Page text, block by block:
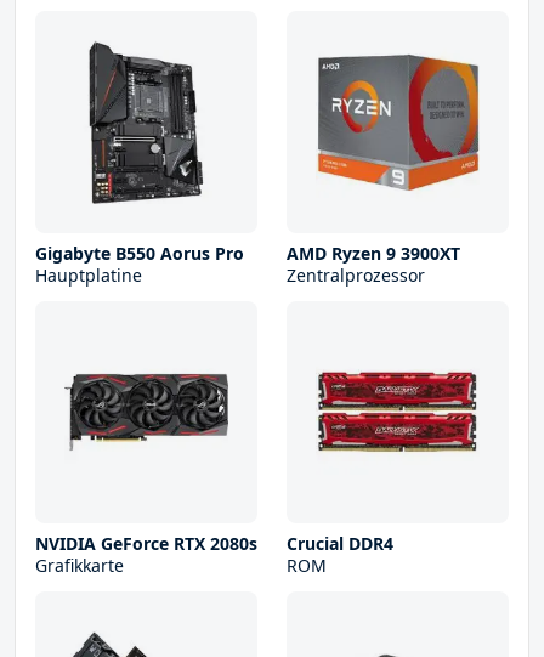
Gigabyte B550 Aorus Pro
Hauptplatine
AMD Ryzen 9 3900XT
Zentralprozessor
NVIDIA GeForce RTX 2080s
Grafikkarte
Crucial DDR4
ROM